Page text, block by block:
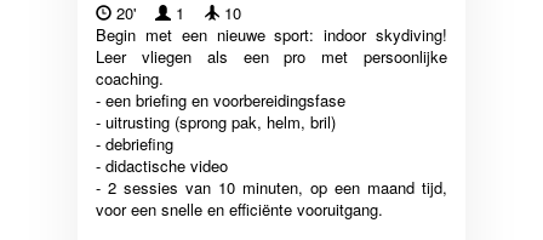
20' 1
10
Begin met een nieuwe sport: indoor skydiving!
Leer vliegen als een pro met persoonlijke
coaching.
- een briefing en voorbereidingsfase
- uitrusting (sprong pak, helm, bril)
- debriefing
- didactische video
- 2 sessies van 10 minuten, op een maand tijd,
voor een snelle en efficiënte vooruitgang.